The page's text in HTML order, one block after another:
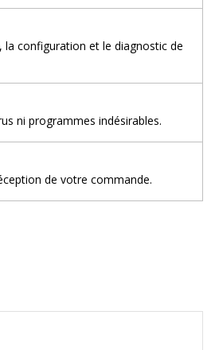
la configuration et le diagnostic de
ni programmes indésirables.
de votre commande.